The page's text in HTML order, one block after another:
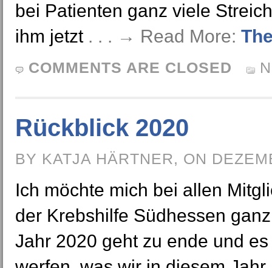
bei Patienten ganz viele
ihm jetzt . . . → Read More:
COMMENTS ARE CLOSED
Rückblick 2020
BY KATJA HÄRTNER, ON
Ich möchte mich bei allen
der Krebshilfe Südhessen
Jahr 2020 geht zu ende und